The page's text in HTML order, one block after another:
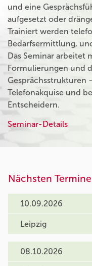
und eine
aufgesetzt oder
Trainiert werden
Bedarfsermittlung,
Das Seminar arbeitet
Formulierungen und
Gesprächsstrukturen
Telefonakquise und
Entscheidern.
Seminar-Details
Nächsten Termine
10.09.2026
Leipzig
08.10.2026